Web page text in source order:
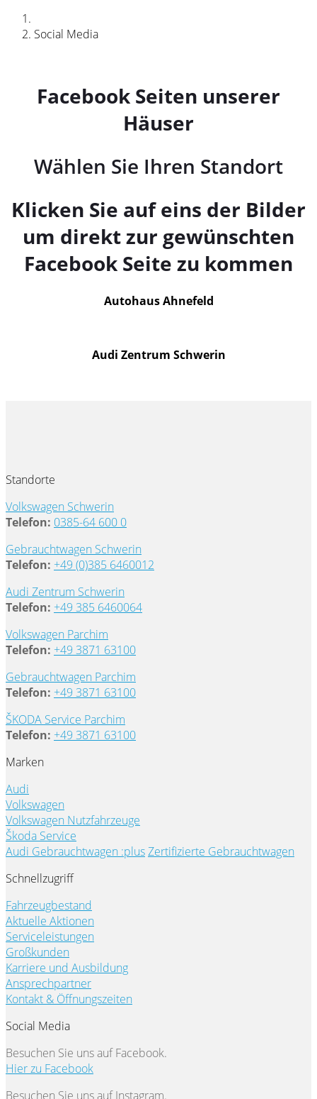
Social Media
Facebook Seiten unserer
Häuser
Wählen Sie Ihren Standort
Klicken Sie auf eins der Bilder
um direkt zur gewünschten
Facebook Seite zu kommen
Autohaus Ahnefeld
Audi Zentrum Schwerin
Standorte
Volkswagen Schwerin
Telefon: 0385-64 600 0
Gebrauchtwagen Schwerin
Telefon: +49 (0)385 6460012
Audi Zentrum Schwerin
Telefon: +49 385 6460064
Volkswagen Parchim
Telefon: +49 3871 63100
Gebrauchtwagen Parchim
Telefon: +49 3871 63100
ŠKODA Service Parchim
Telefon: +49 3871 63100
Marken
Audi
Volkswagen
Volkswagen Nutzfahrzeuge
Škoda Service
Audi Gebrauchtwagen :plusZertifizierte Gebrauchtwagen
Schnellzugriff
Fahrzeugbestand
Aktuelle Aktionen
Serviceleistungen
Großkunden
Karriere und Ausbildung
Ansprechpartner
Kontakt & Öffnungszeiten
Social Media
Besuchen Sie uns auf Facebook.
Hier zu Facebook
Besuchen Sie uns auf Instagram.